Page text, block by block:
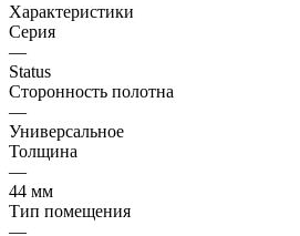
Характеристики
Серия
—
Status
Сторонность полотна
—
Универсальное
Толщина
—
44 мм
Тип помещения
—